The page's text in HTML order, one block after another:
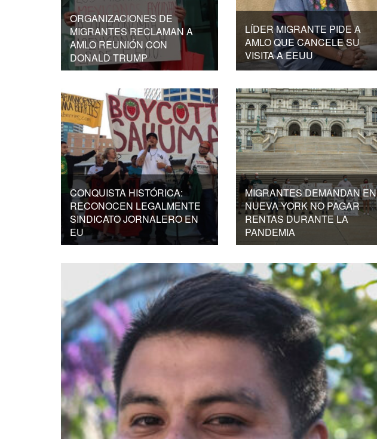
ORGANIZACIONES DE
MIGRANTES RECLAMAN A
AMLO REUNIÓN CON
DONALD TRUMP
LÍDER MIGRANTE PIDE A
AMLO QUE CANCELE SU
VISITA A EEUU
CONQUISTA HISTÓRICA:
RECONOCEN LEGALMENTE
SINDICATO JORNALERO EN
EU
MIGRANTES DEMANDAN EN
NUEVA YORK NO PAGAR
RENTAS DURANTE LA
PANDEMIA